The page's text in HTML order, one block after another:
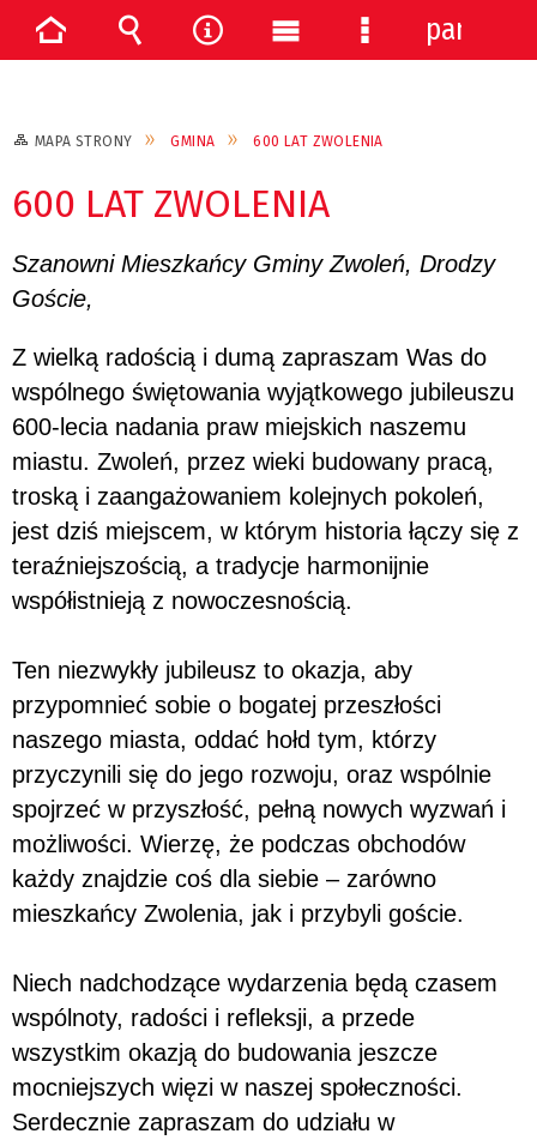
MAPA STRONY GMINA 600 LAT ZWOLENIA
600 LAT ZWOLENIA
Szanowni Mieszkańcy Gminy Zwoleń, Drodzy
Goście,
Z wielką radością i dumą zapraszam Was do
wspólnego świętowania wyjątkowego jubileuszu
600-lecia nadania praw miejskich naszemu
miastu. Zwoleń, przez wieki budowany pracą,
troską i zaangażowaniem kolejnych pokoleń,
jest dziś miejscem, w którym historia łączy się z
teraźniejszością, a tradycje harmonijnie
współistnieją z nowoczesnością.
Ten niezwykły jubileusz to okazja, aby
przypomnieć sobie o bogatej przeszłości
naszego miasta, oddać hołd tym, którzy
przyczynili się do jego rozwoju, oraz wspólnie
spojrzeć w przyszłość, pełną nowych wyzwań i
możliwości. Wierzę, że podczas obchodów
każdy znajdzie coś dla siebie – zarówno
mieszkańcy Zwolenia, jak i przybyli goście.
Niech nadchodzące wydarzenia będą czasem
wspólnoty, radości i refleksji, a przede
wszystkim okazją do budowania jeszcze
mocniejszych więzi w naszej społeczności.
Serdecznie zapraszam do udziału w
StronaWyszukiwarka
Narzędzia
Menu Menu
panel